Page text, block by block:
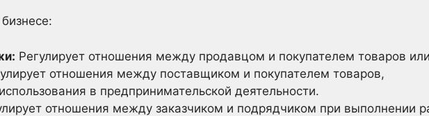
Регулирует отношения между продавцом и покупателем товаров или
отношения между поставщиком и покупателем товаров,
в предпринимательской деятельности.
отношения между заказчиком и подрядчиком при выполнении